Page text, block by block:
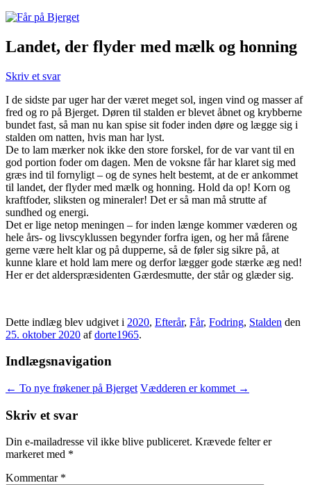
Landet, der flyder med mælk og honning
Skriv et svar
I de sidste par uger har der været meget sol, ingen vind og masser af
fred og ro på Bjerget. Døren til stalden er blevet åbnet og krybberne
bundet fast, så man nu kan spise sit foder inden døre og lægge sig i
stalden om natten, hvis man har lyst.
De to lam mærker nok ikke den store forskel, for de var vant til en
god portion foder om dagen. Men de voksne får har klaret sig med
græs ind til fornyligt – og de synes helt bestemt, at de er ankommet
til landet, der flyder med mælk og honning. Hold da op! Korn og
kraftfoder, sliksten og mineraler! Det er så man må strutte af
sundhed og energi.
Det er lige netop meningen – for inden længe kommer væderen og
hele års- og livscyklussen begynder forfra igen, og her må fårene
gerne være helt klar og på dupperne, så de føler sig sikre på, at
kunne klare et hold lam mere og derfor lægger gode stærke æg ned!
Her er det alderspræsidenten Gærdesmutte, der står og glæder sig.
Dette indlæg blev udgivet i 2020, Efterår, Får, Fodring, Stalden den
25. oktober 2020 afdorte1965.
Indlægsnavigation
← To nye frøkener på Bjerget Vædderen er kommet →
Skriv et svar
Din e-mailadresse vil ikke blive publiceret. Krævede felter er
markeret med *
Kommentar *